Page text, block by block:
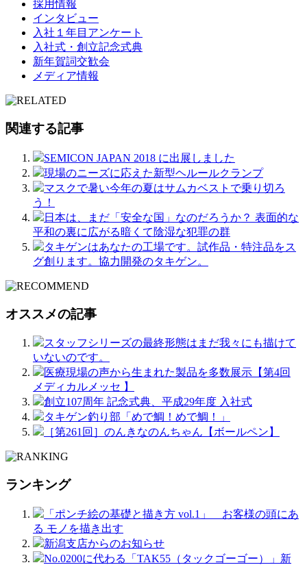
採用情報
インタビュー
入社１年目アンケート
入社式・創立記念式典
新年賀詞交歓会
メディア情報
関連する記事
SEMICON JAPAN 2018 に出展しました
現場のニーズに応えた新型ヘルールクランプ
マスクで暑い今年の夏はサムカベストで乗り切ろ
う！
日本は、まだ「安全な国」なのだろうか？ 表面的な
平和の裏に広がる暗くて陰湿な犯罪の群
タキゲンはあなたの工場です。試作品・特注品をス
グ創ります。協力開発のタキゲン。
オススメの記事
スタッフシリーズの最終形態はまだ我々にも描けて
いないのです。
医療現場の声から生まれた製品を多数展示【第4回
メディカルメッセ 】
創立107周年 記念式典、平成29年度 入社式
タキゲン釣り部「めで鯛！めで鯛！」
［第261回］のんきなのんちゃん【ボールペン】
ランキング
「ポンチ絵の基礎と描き方 vol.1」 お客様の頭にあ
る モノを描き出す
新潟支店からのお知らせ
No.0200に代わる「TAK55（タックゴーゴー）」新